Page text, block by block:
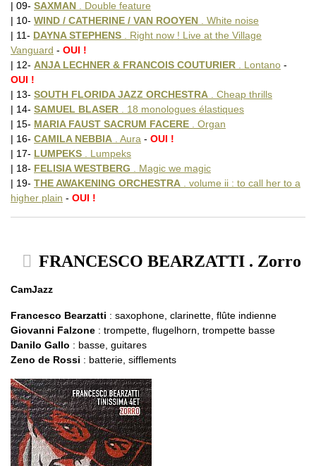
| 09- SAXMAN . Double feature
| 10- WIND / CATHERINE / VAN ROOYEN . White noise
| 11- DAYNA STEPHENS . Right now ! Live at the Village
Vanguard - OUI !
| 12- ANJA LECHNER & FRANCOIS COUTURIER . Lontano -
OUI !
| 13- SOUTH FLORIDA JAZZ ORCHESTRA . Cheap thrills
| 14- SAMUEL BLASER . 18 monologues élastiques
| 15- MARIA FAUST SACRUM FACERE . Organ
| 16- CAMILA NEBBIA . Aura - OUI !
| 17- LUMPEKS . Lumpeks
| 18- FELISIA WESTBERG . Magic we magic
| 19- THE AWAKENING ORCHESTRA . volume ii : to call her to a
higher plain - OUI !
FRANCESCO BEARZATTI . Zorro
CamJazz
Francesco Bearzatti : saxophone, clarinette, flûte indienne
Giovanni Falzone : trompette, flugelhorn, trompette basse
Danilo Gallo : basse, guitares
Zeno de Rossi : batterie, sifflements